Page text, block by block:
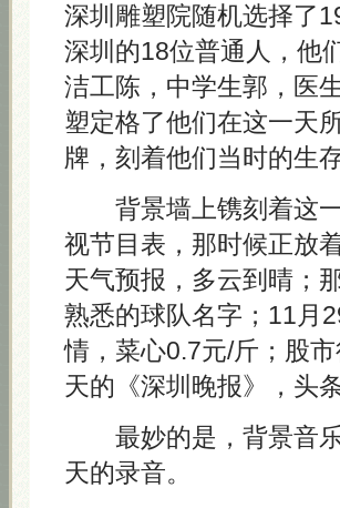
深圳雕塑院随机选择了
深圳的18位普通人，他
洁工陈，中学生郭，医
塑定格了他们在这一天
牌，刻着他们当时的生存
背景墙上镌刻着这一
视节目表，那时候正放
天气预报，多云到晴；
熟悉的球队名字；11月
情，菜心0.7元/斤；股
天的《深圳晚报》，头
最妙的是，背景音乐
天的录音。